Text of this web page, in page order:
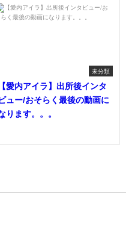
未分類
【愛内アイラ】出所後インタ
ュー/おそらく最後の動画に
ります。。。